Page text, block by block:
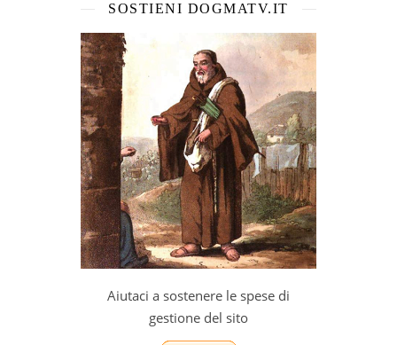
SOSTIENI DOGMATV.IT
Aiutaci a sostenere le spese di
gestione del sito